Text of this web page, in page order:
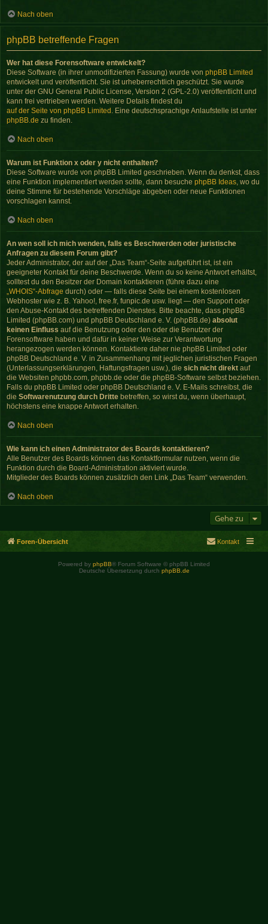
Nach oben
phpBB betreffende Fragen
Wer hat diese Forensoftware entwickelt?
Diese Software (in ihrer unmodifizierten Fassung) wurde von phpBB Limited
entwickelt und veröffentlicht. Sie ist urheberrechtlich geschützt. Sie wurde
unter der GNU General Public License, Version 2 (GPL-2.0) veröffentlicht und
kann frei vertrieben werden. Weitere Details findest du
auf der Seite von phpBB Limited . Eine deutschsprachige Anlaufstelle ist unter
phpBB.de zu finden.
Nach oben
Warum ist Funktion x oder y nicht enthalten?
Diese Software wurde von phpBB Limited geschrieben. Wenn du denkst, dass
eine Funktion implementiert werden sollte, dann besuche phpBB Ideas , wo du
deine Stimme für bestehende Vorschläge abgeben oder neue Funktionen
vorschlagen kannst.
Nach oben
An wen soll ich mich wenden, falls es Beschwerden oder juristische
Anfragen zu diesem Forum gibt?
Jeder Administrator, der auf der „Das Team“-Seite aufgeführt ist, ist ein
geeigneter Kontakt für deine Beschwerde. Wenn du so keine Antwort erhältst,
solltest du den Besitzer der Domain kontaktieren (führe dazu eine
„WHOIS“-Abfrage durch) oder — falls diese Seite bei einem kostenlosen
Webhoster wie z. B. Yahoo!, free.fr, funpic.de usw. liegt — den Support oder
den Abuse-Kontakt des betreffenden Dienstes. Bitte beachte, dass phpBB
Limited (phpBB.com) und phpBB Deutschland e. V. (phpBB.de) absolut
keinen Einfluss auf die Benutzung oder den oder die Benutzer der
Forensoftware haben und dafür in keiner Weise zur Verantwortung
herangezogen werden können. Kontaktiere daher nie phpBB Limited oder
phpBB Deutschland e. V. in Zusammenhang mit jeglichen juristischen Fragen
(Unterlassungserklärungen, Haftungsfragen usw.), die sich nicht direkt auf
die Websiten phpbb.com, phpbb.de oder die phpBB-Software selbst beziehen.
Falls du phpBB Limited oder phpBB Deutschland e. V. E-Mails schreibst, die
die Softwarenutzung durch Dritte betreffen, so wirst du, wenn überhaupt,
höchstens eine knappe Antwort erhalten.
Nach oben
Wie kann ich einen Administrator des Boards kontaktieren?
Alle Benutzer des Boards können das Kontaktformular nutzen, wenn die
Funktion durch die Board-Administration aktiviert wurde.
Mitglieder des Boards können zusätzlich den Link „Das Team“ verwenden.
Nach oben
Gehe zu
Foren-Übersicht Kontakt
Powered by phpBB® Forum Software © phpBB Limited
Deutsche Übersetzung durch phpBB.de